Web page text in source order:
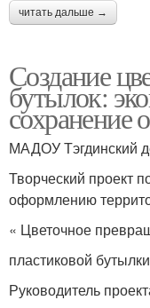
читать дальше →
Создание
бутылок:
МАДОУ Тэгдинский
Творческий проект
оформлению
« Цветочное
пластиковой
Руководитель